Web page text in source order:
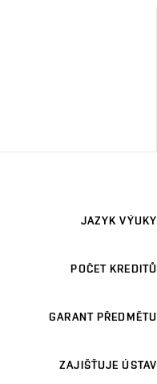
JAZYK VÝUKY
POČET KREDITŮ
GARANT PŘEDMĚTU
ZAJIŠŤUJE ÚSTAV